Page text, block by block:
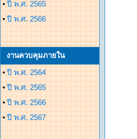
• ปี พ.ศ. 2565
• ปี พ.ศ. 2566
งานควบคุมภายใน
• ปี พ.ศ. 2564
• ปี พ.ศ. 2565
• ปี พ.ศ. 2566
• ปี พ.ศ. 2567